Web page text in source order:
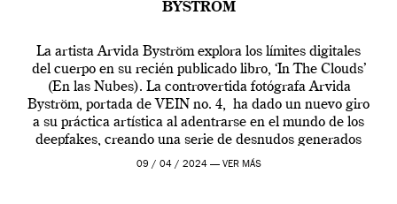
BYSTRÖM
La artista Arvida Byström explora los límites digitales
del cuerpo en su recién publicado libro, ‘In The Clouds’
(En las Nubes). La controvertida fotógrafa Arvida
Byström, portada de VEIN no. 4, ha dado un nuevo giro
a su práctica artística al adentrarse en el mundo de los
deepfakes, creando una serie de desnudos generados
por […]
09 / 04 / 2024 — VER MÁS